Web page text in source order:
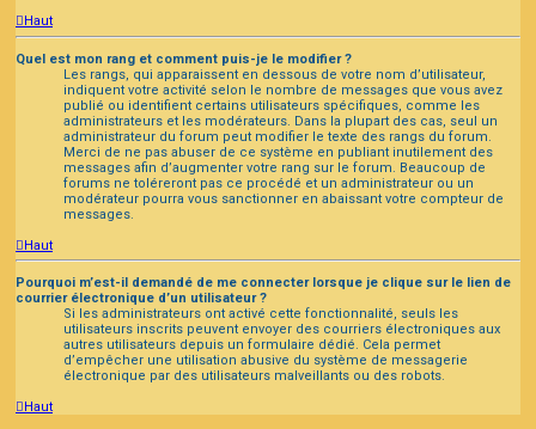
Haut
Quel est mon rang et comment puis-je le modifier ?
Les rangs, qui apparaissent en dessous de votre nom d’utilisateur,
indiquent votre activité selon le nombre de messages que vous avez
publié ou identifient certains utilisateurs spécifiques, comme les
administrateurs et les modérateurs. Dans la plupart des cas, seul un
administrateur du forum peut modifier le texte des rangs du forum.
Merci de ne pas abuser de ce système en publiant inutilement des
messages afin d’augmenter votre rang sur le forum. Beaucoup de
forums ne toléreront pas ce procédé et un administrateur ou un
modérateur pourra vous sanctionner en abaissant votre compteur de
messages.
Haut
Pourquoi m’est-il demandé de me connecter lorsque je clique sur le lien de
courrier électronique d’un utilisateur ?
Si les administrateurs ont activé cette fonctionnalité, seuls les
utilisateurs inscrits peuvent envoyer des courriers électroniques aux
autres utilisateurs depuis un formulaire dédié. Cela permet
d’empêcher une utilisation abusive du système de messagerie
électronique par des utilisateurs malveillants ou des robots.
Haut